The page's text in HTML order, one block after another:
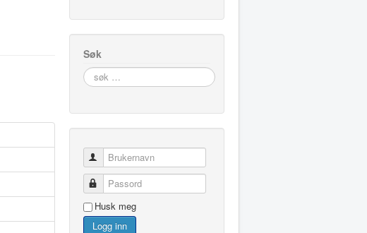
Søk
søk
…
Brukernavn
Passord
Husk meg
Logg inn